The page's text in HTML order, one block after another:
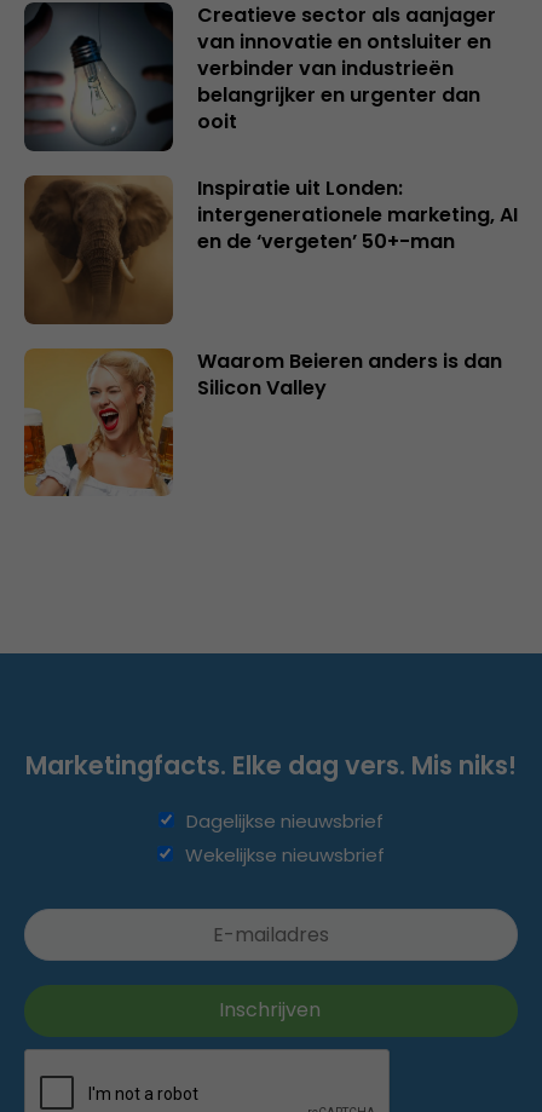
Creatieve sector als aanjager
van innovatie en ontsluiter en
verbinder van industrieën
belangrijker en urgenter dan
ooit
Inspiratie uit Londen:
intergenerationele marketing, AI
en de ‘vergeten’ 50+-man
Waarom Beieren anders is dan
Silicon Valley
Marketingfacts. Elke dag vers. Mis niks!
Dagelijkse nieuwsbrief
Wekelijkse nieuwsbrief